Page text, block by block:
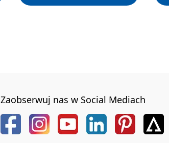
Zaobserwuj nas w Social Mediach